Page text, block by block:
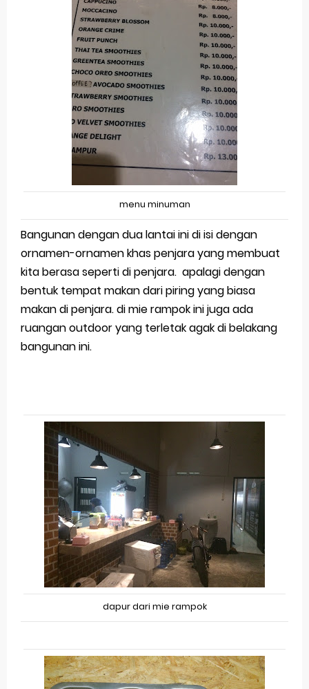
menu minuman
Bangunan dengan dua lantai ini di isi dengan
ornamen-ornamen khas penjara yang membuat
kita berasa seperti di penjara. apalagi dengan
bentuk tempat makan dari piring yang biasa
makan di penjara. di mie rampok ini juga ada
ruangan outdoor yang terletak agak di belakang
bangunan ini.
dapur dari mie rampok